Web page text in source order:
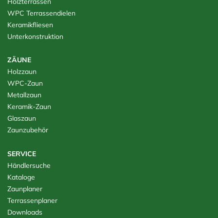
WPC Terrassendielen
Keramikfliesen
Unterkonstruktion
ZÄUNE
Holzzaun
WPC-Zaun
Metallzaun
Keramik-Zaun
Glaszaun
Zaunzubehör
SERVICE
Händlersuche
Kataloge
Zaunplaner
Terrassenplaner
Downloads